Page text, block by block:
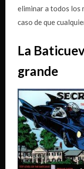
eliminar a todos los
caso de que
La
grande